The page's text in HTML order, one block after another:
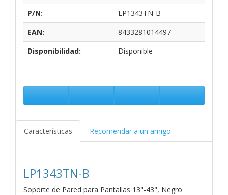
P/N:
LP1343TN-B
EAN:
8433281014497
Disponibilidad:
Disponible
Características Recomendar a un amigo
LP1343TN-B
Soporte de Pared para Pantallas 13"-43", Negro